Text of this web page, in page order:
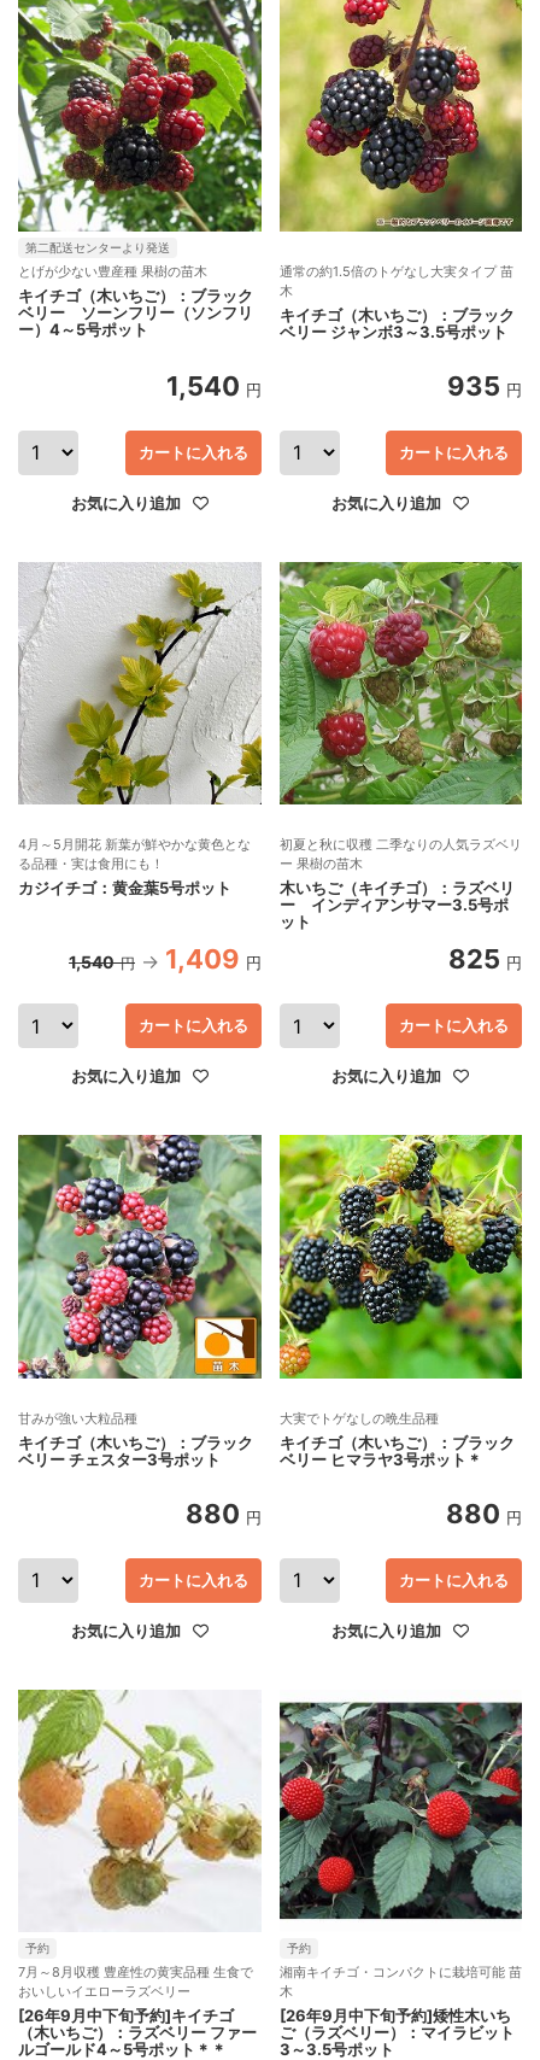
第二配送センターより発送
とげが少ない豊産種 果樹の苗木
キイチゴ（木いちご）：ブラック
ベリー ソーンフリー（ソンフリ
ー）4～5号ポット
1,540 円
お気に入り追加
カートに入れる
通常の約1.5倍のトゲなし大実タイプ 苗
木
キイチゴ（木いちご）：ブラック
ベリー ジャンボ3～3.5号ポット
935 円
お気に入り追加
カートに入れる
4月～5月開花 新葉が鮮やかな黄色とな
る品種・実は食用にも！
カジイチゴ：黄金葉5号ポット
1,540 円 1,409 円
お気に入り追加
カートに入れる
初夏と秋に収穫 二季なりの人気ラズベリ
ー 果樹の苗木
木いちご（キイチゴ）：ラズベリ
ー インディアンサマー3.5号ポ
ット
825 円
お気に入り追加
カートに入れる
甘みが強い大粒品種
キイチゴ（木いちご）：ブラック
ベリー チェスター3号ポット
880 円
お気に入り追加
カートに入れる
大実でトゲなしの晩生品種
キイチゴ（木いちご）：ブラック
ベリー ヒマラヤ3号ポット＊
880 円
お気に入り追加
カートに入れる
予約
7月～8月収穫 豊産性の黄実品種 生食で
おいしいイエローラズベリー
[26年9月中下旬予約]キイチゴ
（木いちご）：ラズベリー ファー
ルゴールド4～5号ポット＊＊
予約
湘南キイチゴ・コンパクトに栽培可能 苗
木
[26年9月中下旬予約]矮性木いち
ご（ラズベリー）：マイラビット
3～3.5号ポット